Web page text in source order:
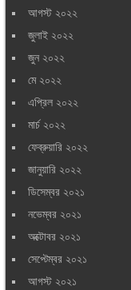
আগস্ট ২০২২
জুলাই ২০২২
জুন ২০২২
মে ২০২২
এপ্রিল ২০২২
মার্চ ২০২২
ফেব্রুয়ারি ২০২২
জানুয়ারি ২০২২
ডিসেম্বর ২০২১
নভেম্বর ২০২১
অক্টোবর ২০২১
সেপ্টেম্বর ২০২১
আগস্ট ২০২১